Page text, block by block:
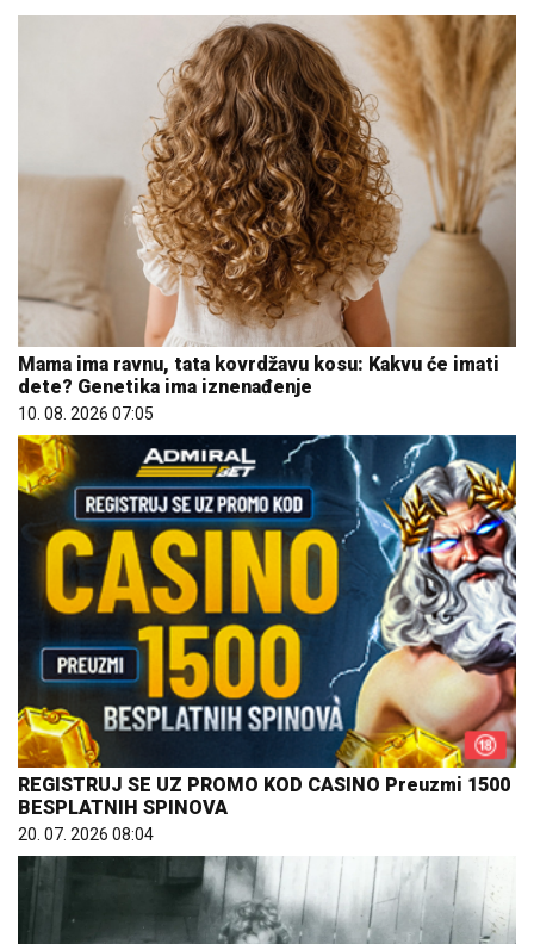
Mama ima ravnu, tata kovrdžavu kosu: Kakvu će imati
dete? Genetika ima iznenađenje
10. 08. 2026 07:05
REGISTRUJ SE UZ PROMO KOD CASINO Preuzmi 1500
BESPLATNIH SPINOVA
20. 07. 2026 08:04